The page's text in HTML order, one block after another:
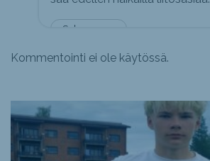
Sulo sanoo...
Kommentointi ei ole käytössä.